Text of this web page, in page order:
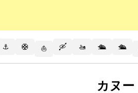
⚓ 🛟 ⛵ 🛶 🚤 🛳️ 🛳
カヌー